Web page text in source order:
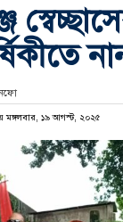
১৯ আগস্ট, ২০২৫